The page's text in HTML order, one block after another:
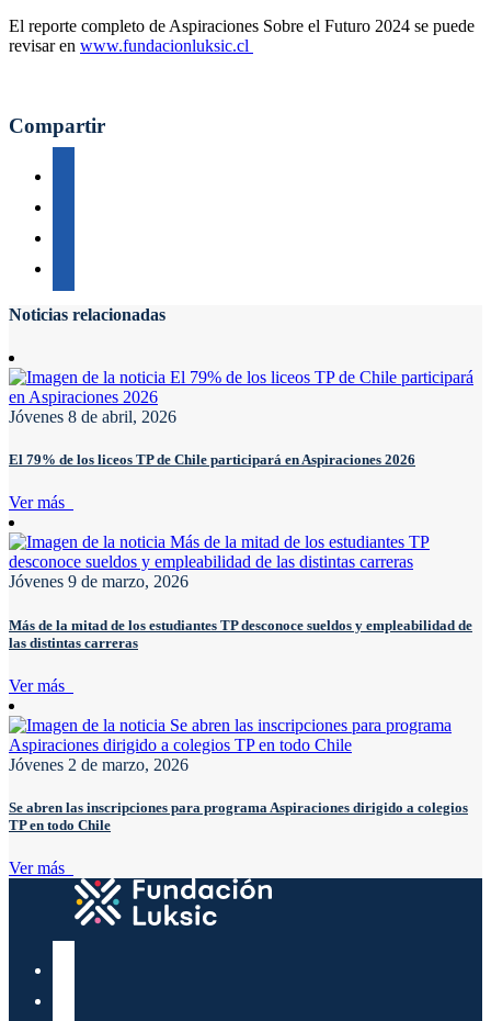
El reporte completo de Aspiraciones Sobre el Futuro 2024 se puede
revisar en www.fundacionluksic.cl
Compartir
Noticias relacionadas
Jóvenes 8 de abril, 2026
El 79% de los liceos TP de Chile participará en Aspiraciones 2026
Ver más
Jóvenes 9 de marzo, 2026
Más de la mitad de los estudiantes TP desconoce sueldos y empleabilidad de
las distintas carreras
Ver más
Jóvenes 2 de marzo, 2026
Se abren las inscripciones para programa Aspiraciones dirigido a colegios
TP en todo Chile
Ver más